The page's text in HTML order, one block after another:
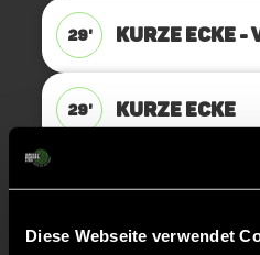
Diese Webseite verwendet
29' KURZE ECKE -
29' KURZE ECKE
27' TOR 1:0,